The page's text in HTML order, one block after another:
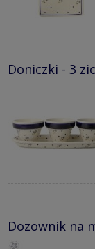
Doniczki - 3
Dozownik na